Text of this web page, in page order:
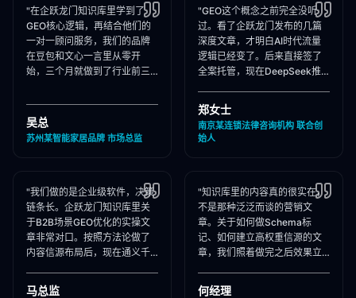
"在企跃龙门知识库里学到了
GEO核心逻辑，再结合他们的
一对一顾问服务，我们的品牌
在豆包和文心一言里从零开
始，三个月就做到了行业前三
藏！"
吴总
苏州某智能家居品牌 市场总监
"GEO这个概念之前完全没听
过。看了企跃龙门发布的几篇
深度文章，才明白AI时代流量
逻辑已经变了。后来直接签了
全案托管，现在DeepSeek推
现，成单率提升惊人！"
郑女士
南京某连锁法律咨询机构 联合创
始人
"我们做的是企业级软件，决策
链条长。企跃龙门知识库里关
于B2B场景GEO优化的实操文
章非常对口。按照方法论做了
内容信源布局后，现在通义千
们出现频率大幅提升！"
马总监
"知识库里的内容真的很实在，
不是那种泛泛而谈的营销文
章。关于如何做Schema标
记、如何建立高权重信源的文
章，我们照着做完之后效果立
占位率翻了3倍！"
何经理